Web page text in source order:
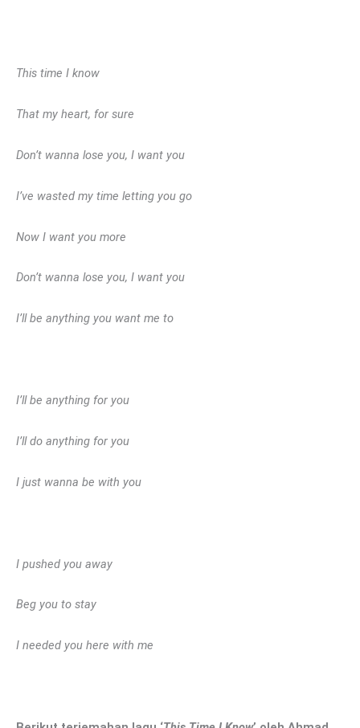
This time I know
That my heart, for sure
Don’t wanna lose you, I want you
I’ve wasted my time letting you go
Now I want you more
Don’t wanna lose you, I want you
I’ll be anything you want me to
I’ll be anything for you
I’ll do anything for you
I just wanna be with you
I pushed you away
Beg you to stay
I needed you here with me